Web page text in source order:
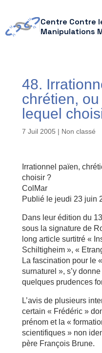
Centre Contre
Manipulations
48.
chrétien,
lequel
7 Juil 2005 | Non classé
Irrationnel païen,
choisir ?
ColMar
Publié le jeudi 23 juin
Dans leur édition du
sous la signature de
long article surtitré «
Schiltigheim », «
La fascination pour le
surnaturel », s’y
quelques prudences
L’avis de plusieurs
certain « Frédéric »
prénom et la «
scientifiques » non
père François Brune.